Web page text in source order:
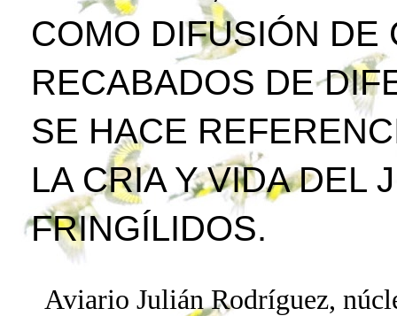
COMO DIFUSIÓN DE
RECABADOS DE
SE HACE
LA CRIA Y VIDA DEL
FRINGÍLIDOS.
Aviario Julián Rodríguez,